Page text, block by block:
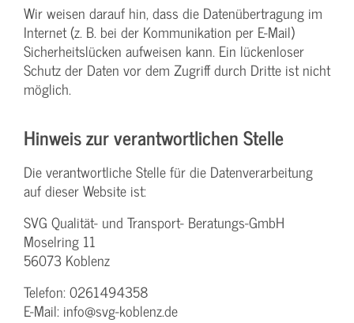
Wir weisen darauf hin, dass die Datenübertragung im
Internet (z. B. bei der Kommunikation per E-Mail)
Sicherheitslücken aufweisen kann. Ein lückenloser
Schutz der Daten vor dem Zugriff durch Dritte ist nicht
möglich.
Hinweis zur verantwortlichen Stelle
Die verantwortliche Stelle für die Datenverarbeitung
auf dieser Website ist:
SVG Qualität- und Transport- Beratungs-GmbH
Moselring 11
56073 Koblenz
Telefon: 0261494358
E-Mail: info@svg-koblenz.de